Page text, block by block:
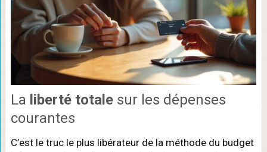
La liberté totalesur les dépenses
courantes
C’est le truc le plus libérateur de la méthode du budget